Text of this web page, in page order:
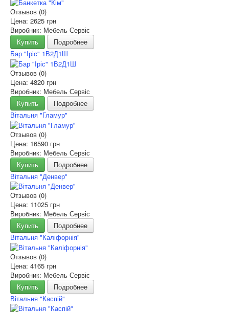
Отзывов (0)
Цена: 2625 грн
Виробник: Мебель Сервіс
Купить
Подробнее
Бар "Іріс" 1В2Д1Ш
Отзывов (0)
Цена: 4820 грн
Виробник: Мебель Сервіс
Купить
Подробнее
Вітальня "Гламур"
Отзывов (0)
Цена: 16590 грн
Виробник: Мебель Сервіс
Купить
Подробнее
Вітальня "Денвер"
Отзывов (0)
Цена: 11025 грн
Виробник: Мебель Сервіс
Купить
Подробнее
Вітальня "Каліфорнія"
Отзывов (0)
Цена: 4165 грн
Виробник: Мебель Сервіс
Купить
Подробнее
Вітальня "Каспій"